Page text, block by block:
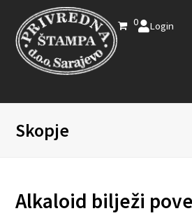
0 Login
Skopje
Alkaloid bilježi